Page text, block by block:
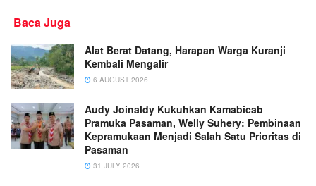
Baca Juga
Alat Berat Datang, Harapan Warga Kuranji
Kembali Mengalir
6 AUGUST 2026
Audy Joinaldy Kukuhkan Kamabicab
Pramuka Pasaman, Welly Suhery: Pembinaan
Kepramukaan Menjadi Salah Satu Prioritas di
Pasaman
31 JULY 2026